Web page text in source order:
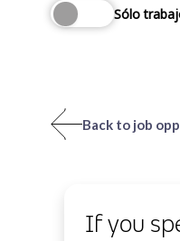
Sólo
Back to job
If you